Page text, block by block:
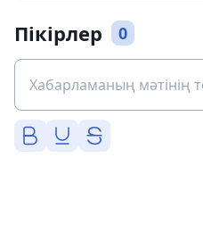
Пікірлер 0